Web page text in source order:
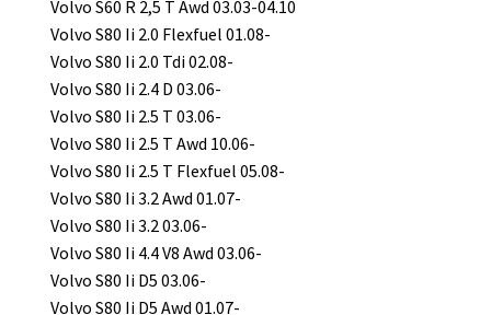
Volvo S60 R 2,5 T Awd 03.03-04.10
Volvo S80 Ii 2.0 Flexfuel 01.08-
Volvo S80 Ii 2.0 Tdi 02.08-
Volvo S80 Ii 2.4 D 03.06-
Volvo S80 Ii 2.5 T 03.06-
Volvo S80 Ii 2.5 T Awd 10.06-
Volvo S80 Ii 2.5 T Flexfuel 05.08-
Volvo S80 Ii 3.2 Awd 01.07-
Volvo S80 Ii 3.2 03.06-
Volvo S80 Ii 4.4 V8 Awd 03.06-
Volvo S80 Ii D5 03.06-
Volvo S80 Ii D5 Awd 01.07-